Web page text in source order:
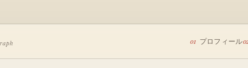
01 プロフィール